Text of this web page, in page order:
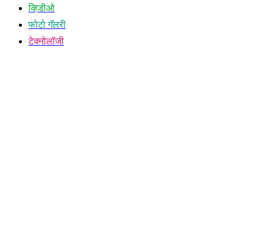
व्हिडीओ
फोटो गॅलरी
टेक्नोलॉजी